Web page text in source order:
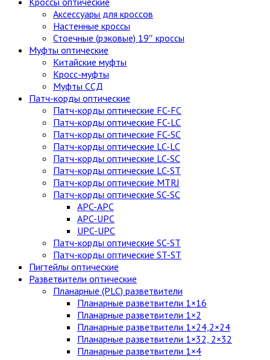
Аксессуары для кроссов
Настенные кроссы
Стоечные (рэковые) 19″ кроссы
Муфты оптические
Китайские муфты
Кросс-муфты
Муфты ССД
Патч-корды оптические
Патч-корды оптические FC-FC
Патч-корды оптические FC-LC
Патч-корды оптические FC-SC
Патч-корды оптические LC-LC
Патч-корды оптические LC-SC
Патч-корды оптические LC-ST
Патч-корды оптические MTRJ
Патч-корды оптические SC-SC
APC-APC
APC-UPC
UPC-UPC
Патч-корды оптические SC-ST
Патч-корды оптические ST-ST
Пигтейлы оптические
Разветвители оптические
Планарные (PLC) разветвители
Планарные разветвители 1×16
Планарные разветвители 1×2
Планарные разветвители 1×24,2×24
Планарные разветвители 1×32, 2×32
Планарные разветвители 1×4